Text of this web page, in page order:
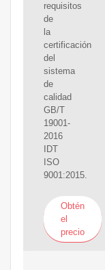
requisitos
de
la
certificación
del
sistema
de
calidad
GB/T
19001-
2016
IDT
ISO
9001:2015.
Obtén
el
precio